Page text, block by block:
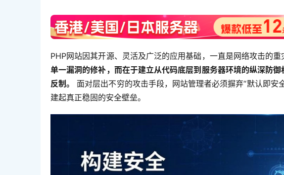
PHP网站因其开源、灵活及广泛的应用基础，一直是网络攻击的重
单一漏洞的修补，而在于建立从代码底层到服务器环境的纵深防
反制。
面对层出不穷的攻击手段，网站管理者必须摒弃“默认即
建起真正稳固的安全壁垒。